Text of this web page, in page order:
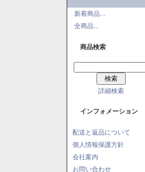
新着商品...
全商品...
商品検索
詳細検索
インフォメーション
配送と返品について
個人情報保護方針
会社案内
お問い合わせ